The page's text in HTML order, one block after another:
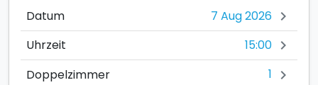
Datum chevron_right
Uhrzeit 15:00 chevron_right
Doppelzimmer 1 chevron_right